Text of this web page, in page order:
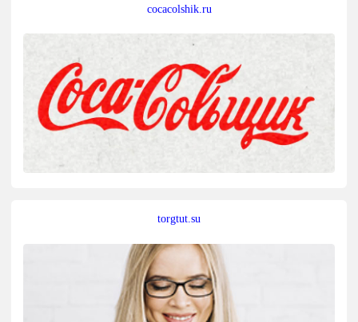
cocacolshik.ru
torgtut.su